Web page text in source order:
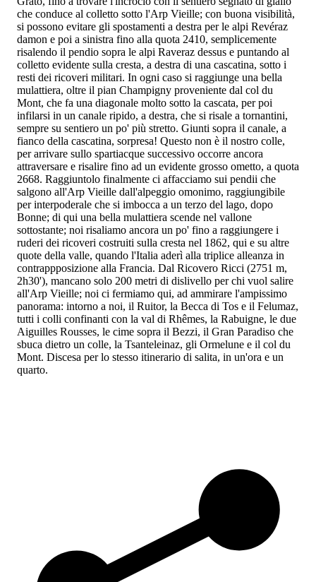
che conduce al colletto sotto l'Arp Vieille; con buona visibilità,
si possono evitare gli spostamenti a destra per le alpi Revéraz
damon e poi a sinistra fino alla quota 2410, semplicemente
risalendo il pendio sopra le alpi Raveraz dessus e puntando al
colletto evidente sulla cresta, a destra di una cascatina, sotto i
resti dei ricoveri militari. In ogni caso si raggiunge una bella
mulattiera, oltre il pian Champigny proveniente dal col du
Mont, che fa una diagonale molto sotto la cascata, per poi
infilarsi in un canale ripido, a destra, che si risale a tornantini,
sempre su sentiero un po' più stretto. Giunti sopra il canale, a
fianco della cascatina, sorpresa! Questo non è il nostro colle,
per arrivare sullo spartiacque successivo occorre ancora
attraversare e risalire fino ad un evidente grosso ometto, a quota
2668. Raggiuntolo finalmente ci affacciamo sui pendii che
salgono all'Arp Vieille dall'alpeggio omonimo, raggiungibile
per interpoderale che si imbocca a un terzo del lago, dopo
Bonne; di qui una bella mulattiera scende nel vallone
sottostante; noi risaliamo ancora un po' fino a raggiungere i
ruderi dei ricoveri costruiti sulla cresta nel 1862, qui e su altre
quote della valle, quando l'Italia aderì alla triplice alleanza in
contrappposizione alla Francia. Dal Ricovero Ricci (2751 m,
2h30'), mancano solo 200 metri di dislivello per chi vuol salire
all'Arp Vieille; noi ci fermiamo qui, ad ammirare l'ampissimo
panorama: intorno a noi, il Ruitor, la Becca di Tos e il Felumaz,
tutti i colli confinanti con la val di Rhêmes, la Rabuigne, le due
Aiguilles Rousses, le cime sopra il Bezzi, il Gran Paradiso che
sbuca dietro un colle, la Tsanteleinaz, gli Ormelune e il col du
Mont. Discesa per lo stesso itinerario di salita, in un'ora e un
quarto.